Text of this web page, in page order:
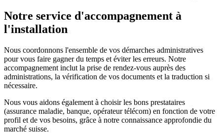
Notre service d'accompagnement à
l'installation
Nous coordonnons l'ensemble de vos démarches administratives
pour vous faire gagner du temps et éviter les erreurs. Notre
accompagnement inclut la prise de rendez-vous auprès des
administrations, la vérification de vos documents et la traduction si
nécessaire.
Nous vous aidons également à choisir les bons prestataires
(assurance maladie, banque, opérateur télécom) en fonction de votre
profil et de vos besoins, grâce à notre connaissance approfondie du
marché suisse.